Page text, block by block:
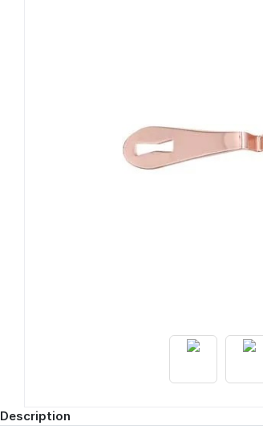
Description